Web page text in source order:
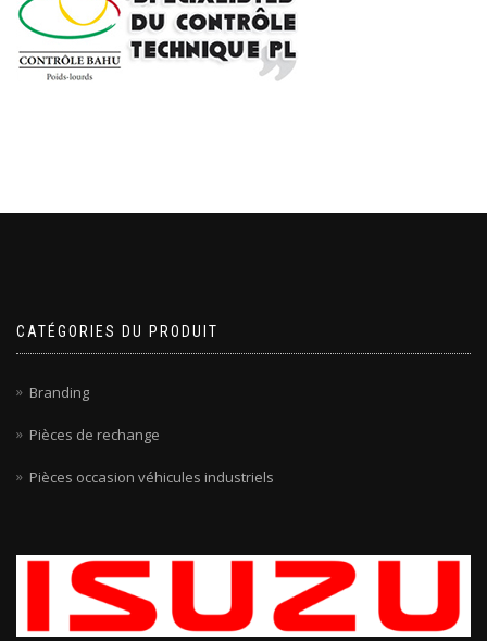
CATÉGORIES DU PRODUIT
Branding
Pièces de rechange
Pièces occasion véhicules industriels